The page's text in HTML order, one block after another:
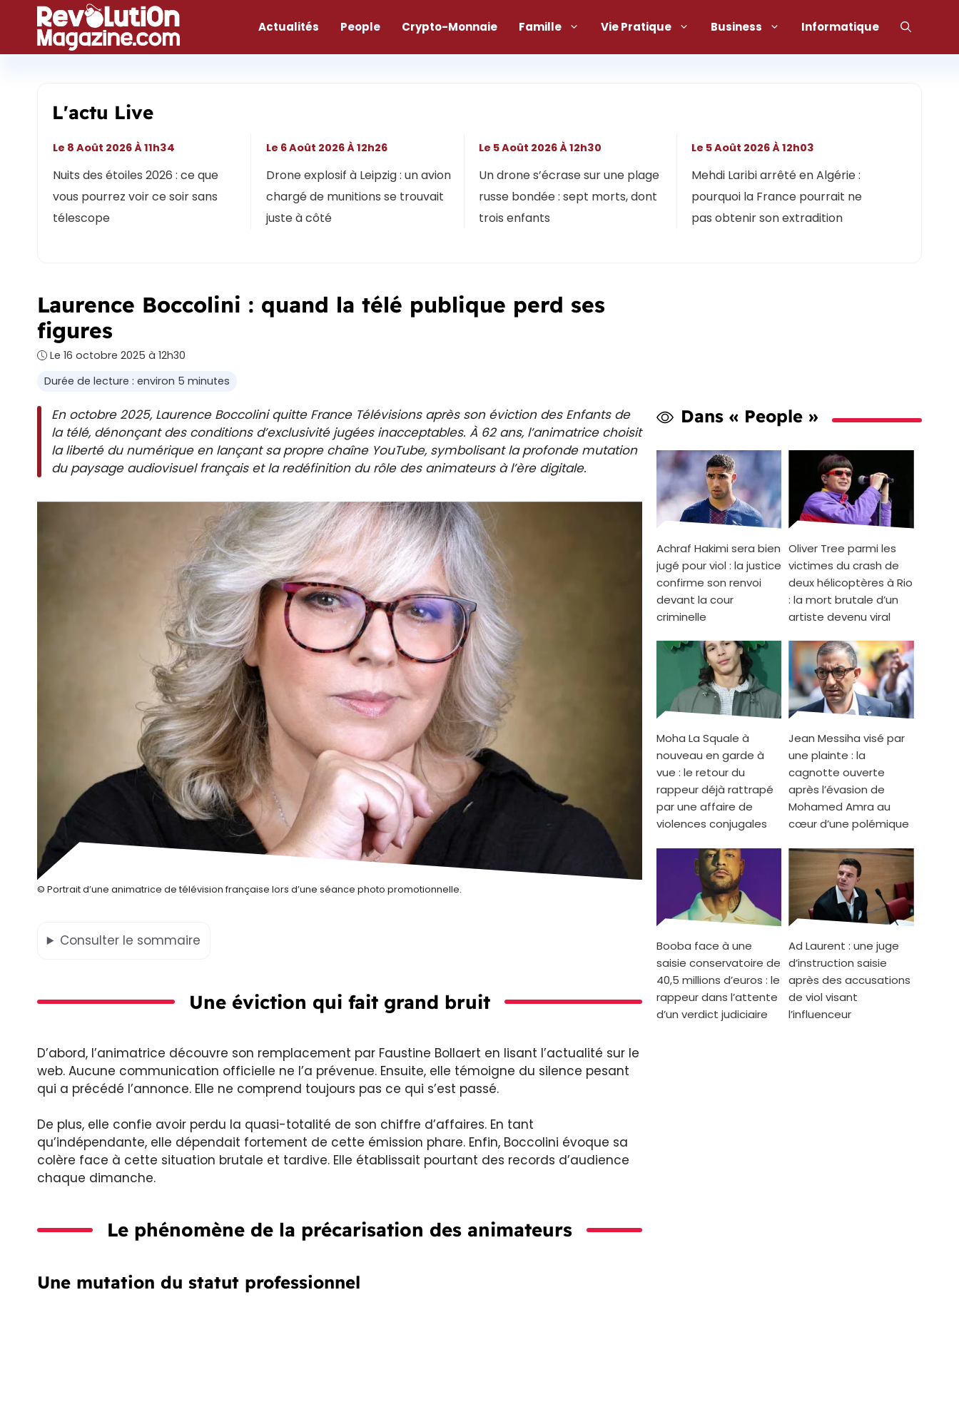
contenu
Actualités People Crypto-Monnaie Famille Vie Pratique Business Informatique
L'actu Live
Nuits des étoiles 2026 : ce que
vous pourrez voir ce soir sans
télescope
Le 8 Août 2026 À 11h34
Drone explosif à Leipzig : un avion
chargé de munitions se trouvait
juste à côté
Le 6 Août 2026 À 12h26
Un drone s’écrase sur une plage
russe bondée : sept morts, dont
trois enfants
Le 5 Août 2026 À 12h30
Mehdi Laribi arrêté en Algérie :
pourquoi la France pourrait ne
pas obtenir son extradition
Le 5 Août 2026 À 12h03
Laurence Boccolini : quand la télé publique perd ses
figures
Le 16 octobre 2025 à 12h30
Durée de lecture : environ 5 minutes
En octobre 2025, Laurence Boccolini quitte France Télévisions après son éviction des Enfants de
la télé, dénonçant des conditions d’exclusivité jugées inacceptables. À 62 ans, l’animatrice choisit
la liberté du numérique en lançant sa propre chaîne YouTube, symbolisant la profonde mutation
du paysage audiovisuel français et la redéfinition du rôle des animateurs à l’ère digitale.
© Portrait d’une animatrice de télévision française lors d’une séance photo promotionnelle.
Consulter le sommaire
Une éviction qui fait grand bruit
D’abord, l’animatrice découvre son remplacement par Faustine Bollaert en lisant l’actualité sur le
web. Aucune communication officielle ne l’a prévenue. Ensuite, elle témoigne du silence pesant
qui a précédé l’annonce. Elle ne comprend toujours pas ce qui s’est passé.
De plus, elle confie avoir perdu la quasi-totalité de son chiffre d’affaires. En tant
qu’indépendante, elle dépendait fortement de cette émission phare. Enfin, Boccolini évoque sa
colère face à cette situation brutale et tardive. Elle établissait pourtant des records d’audience
chaque dimanche.
Le phénomène de la précarisation des animateurs
Une mutation du statut professionnel
Dans « People »
Achraf Hakimi sera bien
jugé pour viol : la justice
confirme son renvoi
devant la cour
criminelle
Oliver Tree parmi les
victimes du crash de
deux hélicoptères à Rio
: la mort brutale d’un
artiste devenu viral
Moha La Squale à
nouveau en garde à
vue : le retour du
rappeur déjà rattrapé
par une affaire de
violences conjugales
Jean Messiha visé par
une plainte : la
cagnotte ouverte
après l’évasion de
Mohamed Amra au
cœur d’une polémique
Booba face à une
saisie conservatoire de
40,5 millions d’euros : le
rappeur dans l’attente
d’un verdict judiciaire
Ad Laurent : une juge
d’instruction saisie
après des accusations
de viol visant
l’influenceur